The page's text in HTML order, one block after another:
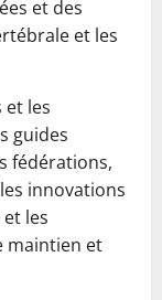
et des
et les
les
guides
fédérations,
innovations
les
maintien et